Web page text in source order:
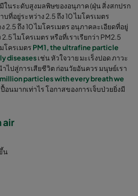
ในระดับสูงมลพิษของอนุภาค (ฝุ่น สิ่งสกปรก
ที่อยู่ระหว่าง 2.5 ถึง 10 ไมโครเมตร
2.5 ถึง 10 ไมโครเมตร อนุภาคละเอียดที่อยู่
ไมโครเมตร หรือที่เราเรียกว่า PM2.5
โครเมตร PM1, the ultrafine particle
diseasesเช่น หัวใจวาย มะเร็งปอด ภาวะ
ำไปสู่การเสียชีวิต ก่อนวัยอันควร มนุษย์เรา
particles with every breath we
อนมากเท่าไร โอกาสของการเจ็บป่วยยิ่งมี
air
น